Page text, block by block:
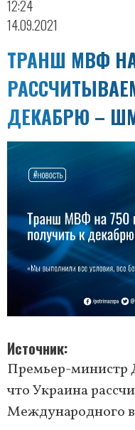
12:24
14.09.2021
ТРАНШ МВФ
ДЕКАБРЮ –
Источник
Премьер-министр
что Украина
Международного